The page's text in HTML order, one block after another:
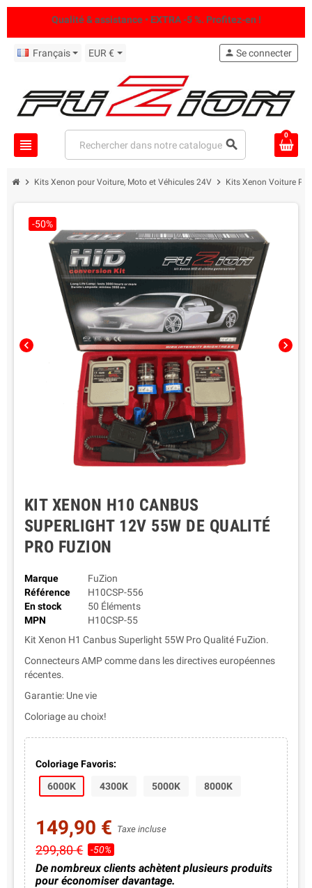
Qualité & assistance • EXTRA -5 %. Profitez-en !
Français EUR €
view_headline search
person Se connecter
0
chevron_right Kits Xenon pour Voiture, Moto et Véhicules 24V chevron_right Kits Xenon Voiture
chevron_left chevron_right
-50%
KIT XENON H10 CANBUS
SUPERLIGHT 12V 55W DE QUALITÉ
PRO FUZION
Marque
FuZion
Référence
H10CSP-556
En stock
50 Éléments
MPN
H10CSP-55
Kit Xenon H1 Canbus Superlight 55W Pro Qualité FuZion.
Connecteurs AMP comme dans les directives européennes
récentes.
Garantie: Une vie
Coloriage au choix!
Coloriage Favoris:
6000K
4300K 5000K 8000K
149,90 € Taxe incluse
299,80 € -50%
De nombreux clients achètent plusieurs produits
pour économiser davantage.